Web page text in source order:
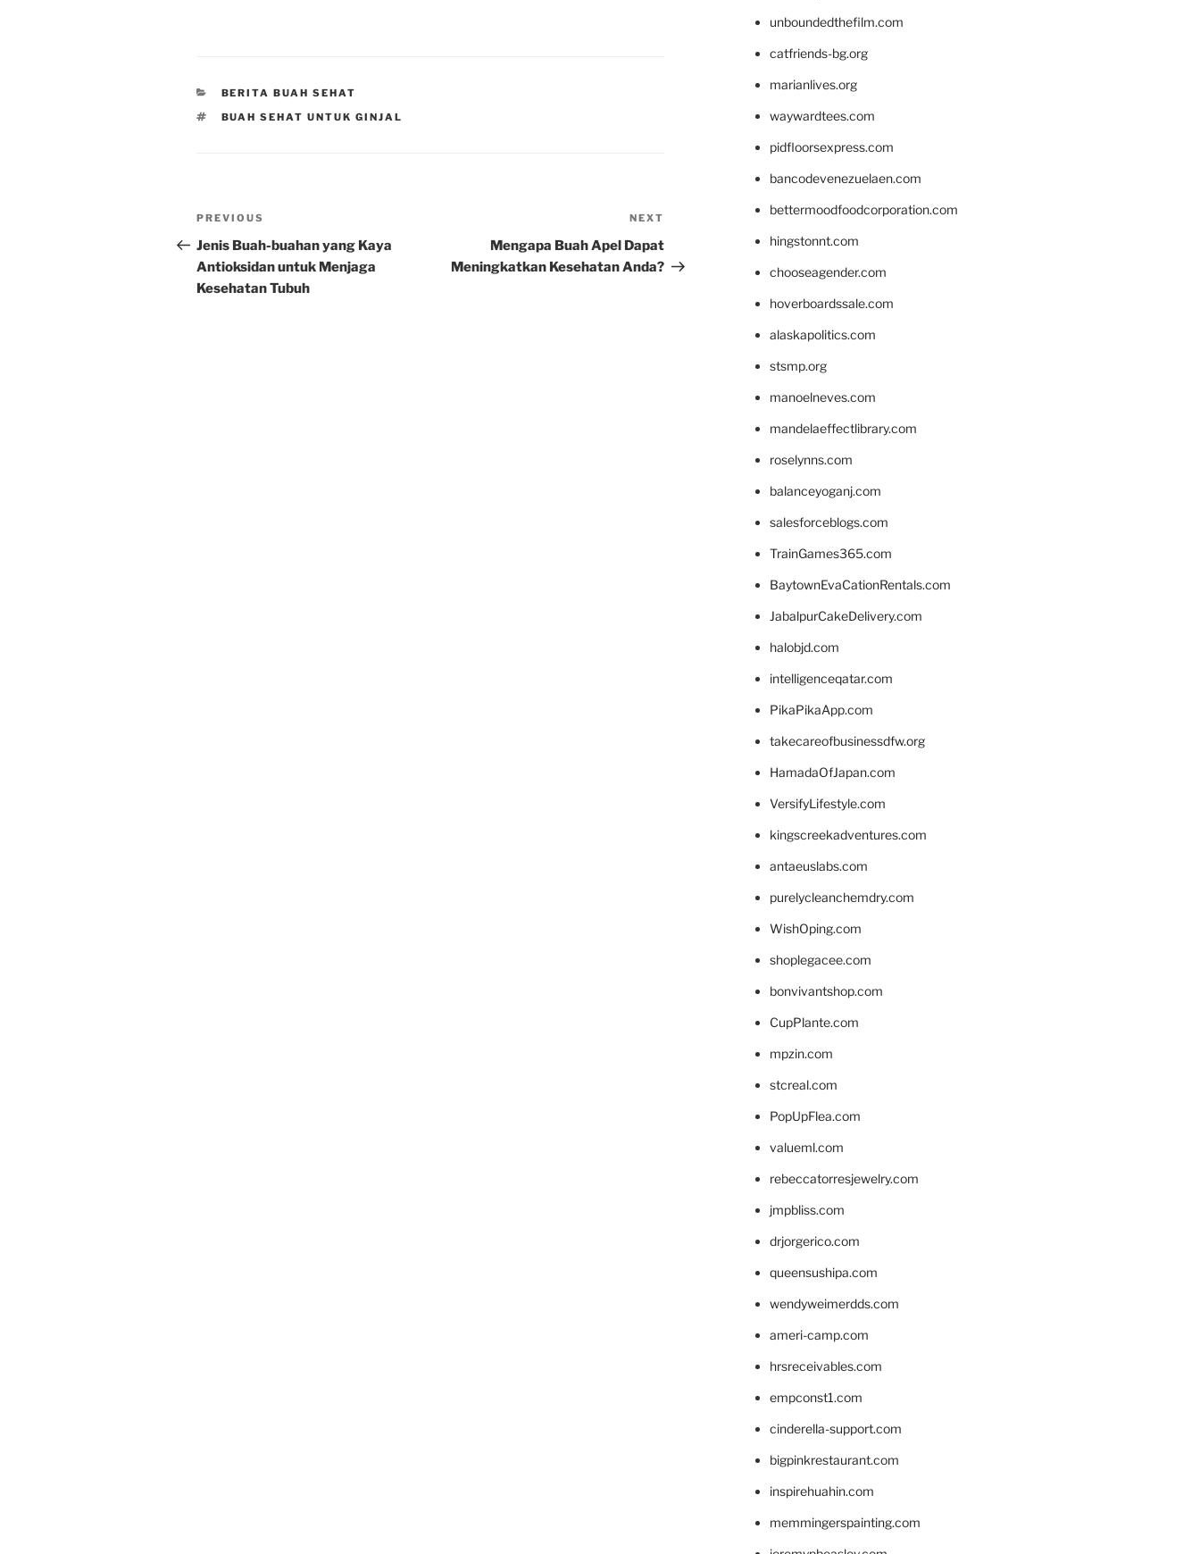
CATEGORIES
BERITA BUAH SEHAT
TAGS
BUAH SEHAT UNTUK GINJAL
Post
navigation
Previous
Post
PREVIOUS
Jenis Buah-buahan yang Kaya
Antioksidan untuk Menjaga
Kesehatan Tubuh
Post
NEXT
Mengapa Buah Apel Dapat
Meningkatkan Kesehatan Anda?
unboundedthefilm.com
catfriends-bg.org
marianlives.org
waywardtees.com
pidfloorsexpress.com
bancodevenezuelaen.com
bettermoodfoodcorporation.com
hingstonnt.com
chooseagender.com
hoverboardssale.com
alaskapolitics.com
stsmp.org
manoelneves.com
mandelaeffectlibrary.com
roselynns.com
balanceyoganj.com
salesforceblogs.com
TrainGames365.com
BaytownEvaCationRentals.com
JabalpurCakeDelivery.com
halobjd.com
intelligenceqatar.com
PikaPikaApp.com
takecareofbusinessdfw.org
HamadaOfJapan.com
VersifyLifestyle.com
kingscreekadventures.com
antaeuslabs.com
purelycleanchemdry.com
WishOping.com
shoplegacee.com
bonvivantshop.com
CupPlante.com
mpzin.com
stcreal.com
PopUpFlea.com
valueml.com
rebeccatorresjewelry.com
jmpbliss.com
drjorgerico.com
queensushipa.com
wendyweimerdds.com
ameri-camp.com
hrsreceivables.com
empconst1.com
cinderella-support.com
bigpinkrestaurant.com
inspirehuahin.com
memmingerspainting.com